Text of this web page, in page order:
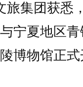
旅集团获悉
宁夏地区青
博物馆正